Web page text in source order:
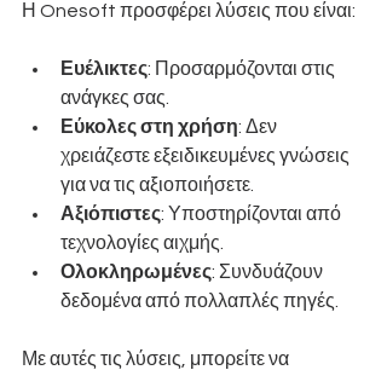
Η Onesoft προσφέρει λύσεις που είναι:
Ευέλικτες: Προσαρμόζονται στις
ανάγκες σας.
Εύκολες στη χρήση: Δεν
χρειάζεστε εξειδικευμένες γνώσεις
για να τις αξιοποιήσετε.
Αξιόπιστες: Υποστηρίζονται από
τεχνολογίες αιχμής.
Ολοκληρωμένες: Συνδυάζουν
δεδομένα από πολλαπλές πηγές.
Με αυτές τις λύσεις, μπορείτε να